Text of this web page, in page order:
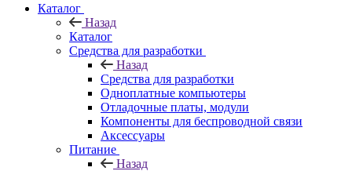
Каталог
Назад
Каталог
Средства для разработки
Назад
Средства для разработки
Одноплатные компьютеры
Отладочные платы, модули
Компоненты для беспроводной связи
Аксессуары
Питание
Назад